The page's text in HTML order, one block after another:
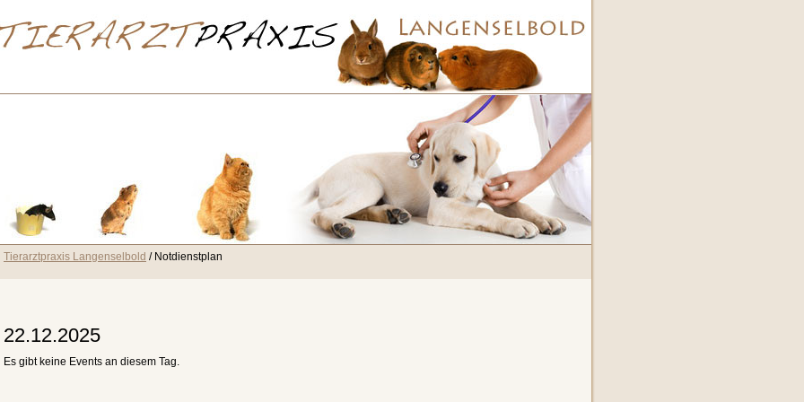
Tierarztpraxis Langenselbold Notdienstplan
22.12.2025
Es gibt keine Events an diesem Tag.